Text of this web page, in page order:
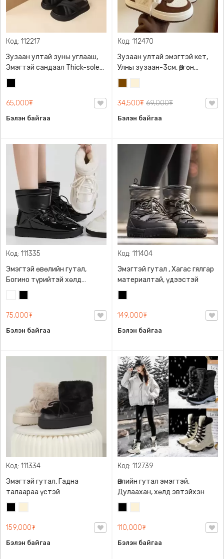
Код: 112217
Зузаан ултай зуны углааш,
Эмэгтэй сандаал Thick-sole
Sandals, Улны зузаан-5см
65,000₮
Бэлэн байгаа
Код: 112470
Зузаан ултай эмэгтэй кет,
Улны зузаан-3см, Өргөн
үдээстэй
34,500₮ 69,000₮
Бэлэн байгаа
Код: 111335
Эмэгтэй өвөлийн гутал,
Богино түрийтэй хөлд
эвтэйхэн, дулаахан
75,000₮
Бэлэн байгаа
Код: 111404
Эмэгтэй гутал , Хагас гялгар
материалтай, үдээстэй
149,000₮
Бэлэн байгаа
Код: 111334
Эмэгтэй гутал, Гадна
талаараа үстэй
159,000₮
Бэлэн байгаа
Код: 112739
Өвлийн гутал эмэгтэй,
Дулаахан, хөлд эвтэйхэн
110,000₮
Бэлэн байгаа